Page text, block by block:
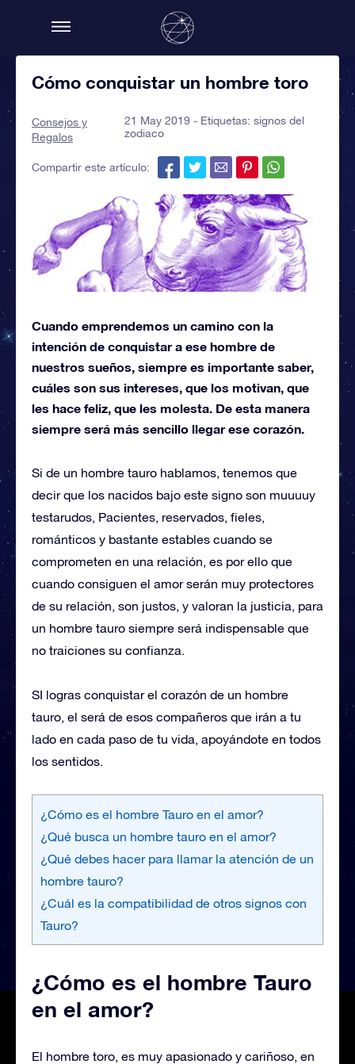
Cómo conquistar un hombre toro
Consejos y
Regalos
21 May 2019 - Etiquetas:signos del
zodiaco
Compartir este artículo:
Cuando emprendemos un camino con la
intención de conquistar a ese hombre de
nuestros sueños, siempre es importante saber,
cuáles son sus intereses, que los motivan, que
les hace feliz, que les molesta. De esta manera
siempre será más sencillo llegar ese corazón.
Si de un hombre tauro hablamos, tenemos que
decir que los nacidos bajo este signo son muuuuy
testarudos, Pacientes, reservados, fieles,
románticos y bastante estables cuando se
comprometen en una relación, es por ello que
cuando consiguen el amor serán muy protectores
de su relación, son justos, y valoran la justicia, para
un hombre tauro siempre será indispensable que
no traiciones su confianza.
SI logras conquistar el corazón de un hombre
tauro, el será de esos compañeros que irán a tu
lado en cada paso de tu vida, apoyándote en todos
los sentidos.
¿Cómo es el hombre Tauro en el amor?
¿Qué busca un hombre tauro en el amor?
¿Qué debes hacer para llamar la atención de un
hombre tauro?
¿Cuál es la compatibilidad de otros signos con
Tauro?
¿Cómo es el hombre Tauro
en el amor?
El hombre toro, es muy apasionado y cariñoso, en